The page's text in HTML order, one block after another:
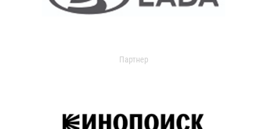
Партнер